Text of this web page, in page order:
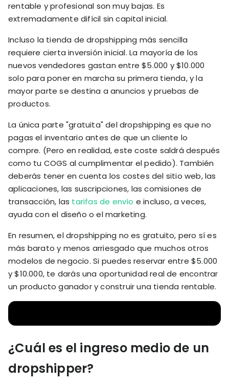
rentable y profesional son muy bajas. Es
extremadamente difícil sin capital inicial.
Incluso la tienda de dropshipping más sencilla
requiere cierta inversión inicial. La mayoría de los
nuevos vendedores gastan entre $5.000 y $10.000
solo para poner en marcha su primera tienda, y la
mayor parte se destina a anuncios y pruebas de
productos.
La única parte "gratuita" del dropshipping es que no
pagas el inventario antes de que un cliente lo
compre. (Pero en realidad, este coste saldrá después
como tu COGS al cumplimentar el pedido). También
deberás tener en cuenta los costes del sitio web, las
aplicaciones, las suscripciones, las comisiones de
transacción, las tarifas de envío e incluso, a veces,
ayuda con el diseño o el marketing.
En resumen, el dropshipping no es gratuito, pero sí es
más barato y menos arriesgado que muchos otros
modelos de negocio. Si puedes reservar entre $5.000
y $10.000, te darás una oportunidad real de encontrar
un producto ganador y construir una tienda rentable.
¿Cuál es el ingreso medio de un
dropshipper?